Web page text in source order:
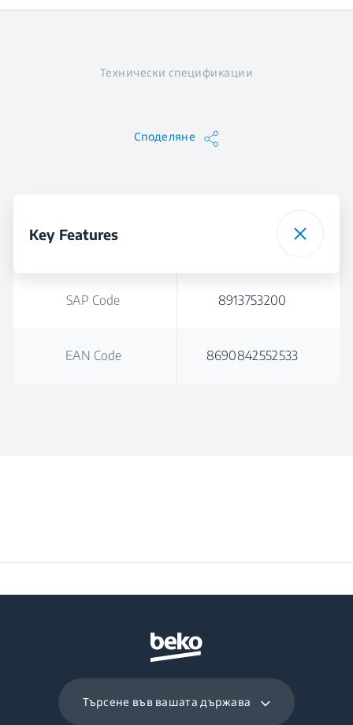
Технически спецификации
Споделяне
Key Features
SAP Code 8913753200
EAN Code 8690842552533
Търсене във вашата държава